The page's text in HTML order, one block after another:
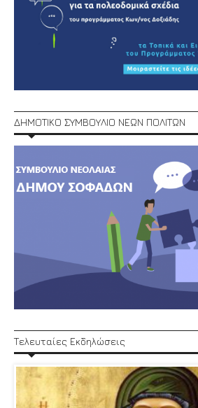
ΔΗΜΟΤΙΚΟ ΣΥΜΒΟΥΛΙΟ ΝΕΩΝ ΠΟΛΙΤΩΝ
Τελευταίες Εκδηλώσεις